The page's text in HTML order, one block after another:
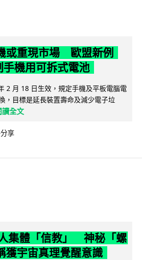
或重現市場 歐盟新例
機用可拆式電池
2 月 18 日生效，規定手機及平板電腦電
，目標是延長裝置壽命及減少電子垃
讀全文
分享
集體「信教」 神秘「螺
獲宇宙真理覺醒意識